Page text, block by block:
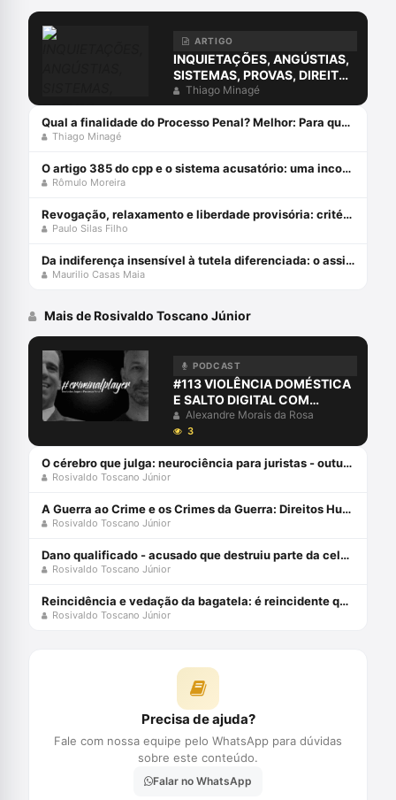
ARTIGO
INQUIETAÇÕES, ANGÚSTIAS,
SISTEMAS, PROVAS, DIREITO
E O ERRO DA COMPREENSÃO
JURÍDICA ESTUDANDO
APENAS O DIREITO.
Thiago Minagé
Qual a finalidade do Processo Penal? Melhor: Para que serve o Processo Penal?
Thiago Minagé
O artigo 385 do cpp e o sistema acusatório: uma incompatiblidade com a constituição federal
Rômulo Moreira
Revogação, relaxamento e liberdade provisória: critérios de diferenciação das medidas que afastam a prisão cautelar
Paulo Silas Filho
Da indiferença insensível à tutela diferenciada: o assistido defensorial e o cumprimento de sentença – esperanças da cidadania no ncpc
Maurilio Casas Maia
Mais de Rosivaldo Toscano Júnior
PODCAST
#113 VIOLÊNCIA DOMÉSTICA
E SALTO DIGITAL COM
ROSIVALDO TOSCANO JR.
Alexandre Morais da Rosa
3
O cérebro que julga: neurociência para juristas - outubro 2022
Rosivaldo Toscano Júnior
A Guerra ao Crime e os Crimes da Guerra: Direitos Humanos e Sistema de Justiça Criminal Periféricos eBook Kindle
Rosivaldo Toscano Júnior
Dano qualificado - acusado que destruiu parte da cela em tentativa de fuga - por rosivaldo toscano jr.
Rosivaldo Toscano Júnior
Reincidência e vedação da bagatela: é reincidente quem cumpriu pena indecente?
Rosivaldo Toscano Júnior
Precisa de ajuda?
Fale com nossa equipe pelo WhatsApp para dúvidas
sobre este conteúdo.
Falar no WhatsApp